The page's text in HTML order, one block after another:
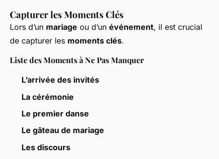
Capturer les Moments Clés
Lors d’un mariage ou d’un événement, il est crucial
de capturer les moments clés.
Liste des Moments à Ne Pas Manquer
L’arrivée des invités
La cérémonie
Le premier danse
Le gâteau de mariage
Les discours